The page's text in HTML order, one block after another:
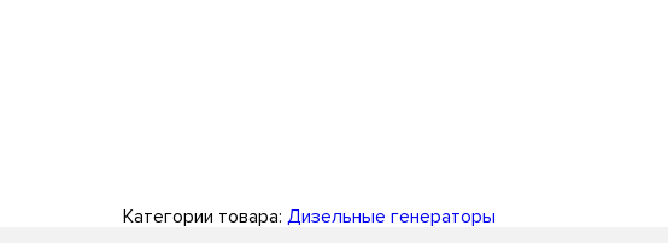
Категории товара: Дизельные генераторы